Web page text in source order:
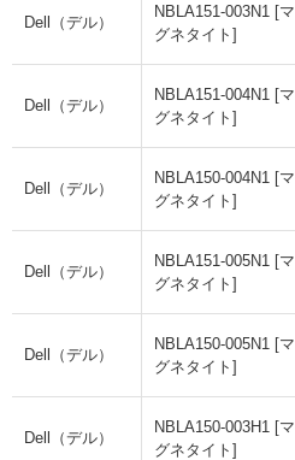
Dell（デル）
NBLA151-003N1 [マ
グネタイト]
Dell（デル）
NBLA151-004N1 [マ
グネタイト]
Dell（デル）
NBLA150-004N1 [マ
グネタイト]
Dell（デル）
NBLA151-005N1 [マ
グネタイト]
Dell（デル）
NBLA150-005N1 [マ
グネタイト]
Dell（デル）
NBLA150-003H1 [マ
グネタイト]